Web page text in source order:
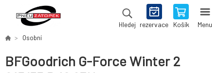
Hledej rezervace Košík Menu
Osobní
BFGoodrich G-Force Winter 2